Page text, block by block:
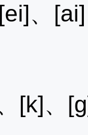
[ei]、
[k]、